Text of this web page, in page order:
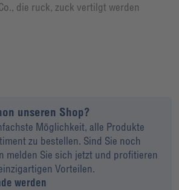
die ruck, zuck vertilgt werden
unseren Shop?
Möglichkeit, alle Produkte
zu bestellen. Sind Sie noch
melden Sie sich jetzt und profitieren
Vorteilen.
werden